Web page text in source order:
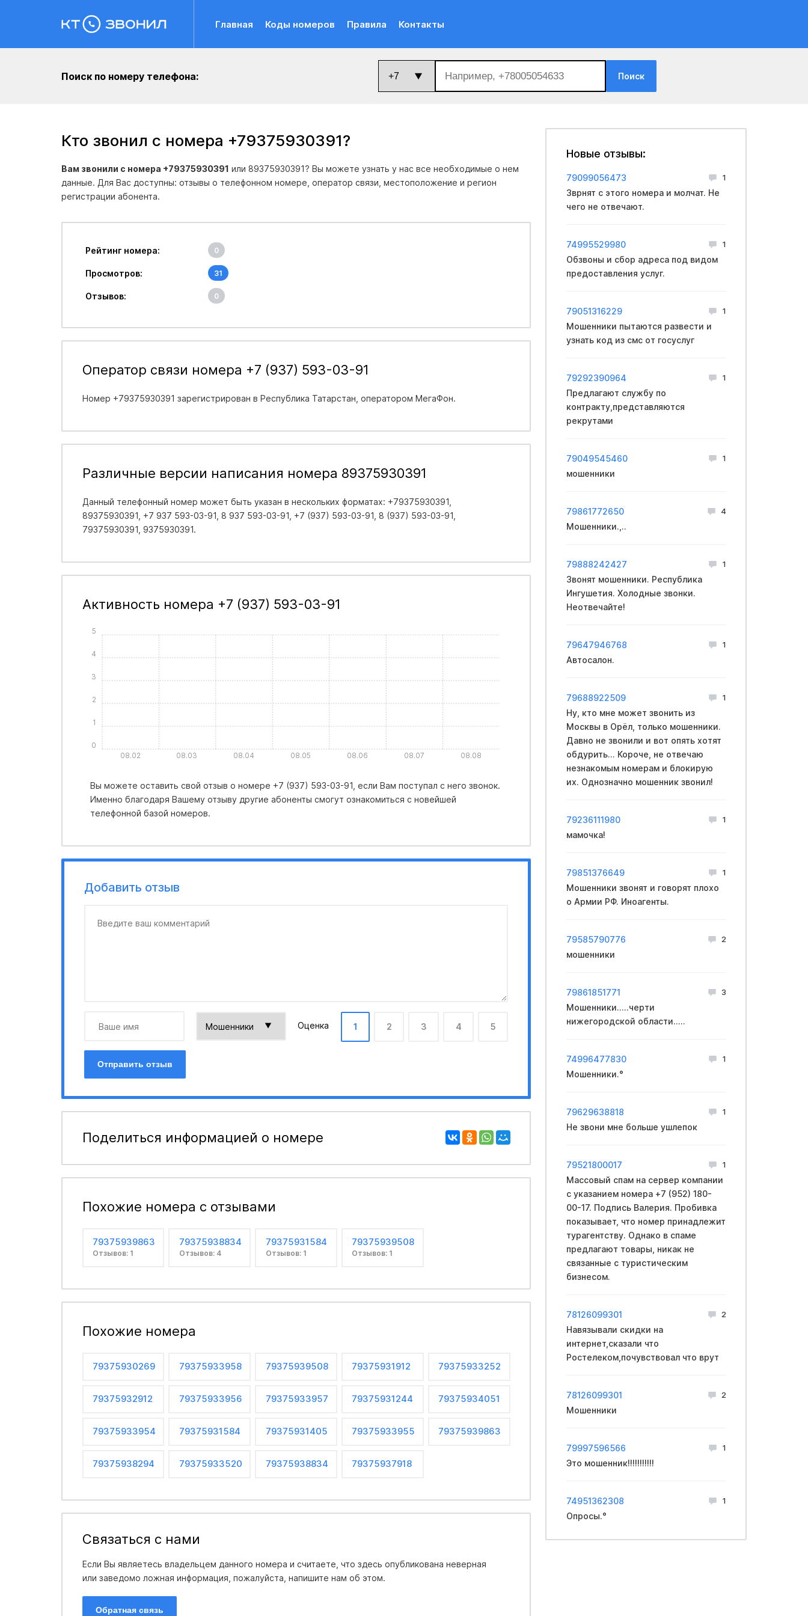
Главная Коды номеров Правила Контакты
Поиск по номеру телефона: Поиск
Кто звонил с номера +79375930391?
Вам звонили с номера +79375930391 или 89375930391? Вы можете узнать у нас все необходимые о нем
данные. Для Вас доступны: отзывы о телефонном номере, оператор связи, местоположение и регион
регистрации абонента.
Рейтинг номера: 0
Просмотров: 31
Отзывов: 0
Оператор связи номера +7 (937) 593-03-91
Номер +79375930391 зарегистрирован в Республика Татарстан , оператором МегаФон.
Различные версии написания номера 89375930391
Данный телефонный номер может быть указан в нескольких форматах: +79375930391,
89375930391, +7 937 593-03-91, 8 937 593-03-91, +7 (937) 593-03-91, 8 (937) 593-03-91,
79375930391, 9375930391.
Активность номера +7 (937) 593-03-91
08.02 08.03 08.04 08.05 08.06 08.07 08.08
0
1
2
3
4
5
Вы можете оставить свой отзыв о номере +7 (937) 593-03-91, если Вам поступал с него звонок.
Именно благодаря Вашему отзыву другие абоненты смогут ознакомиться с новейшей
телефонной базой номеров.
Добавить отзыв
Оценка 1 2 3 4 5
Отправить отзыв
Поделиться информацией о номере
Похожие номера с отзывами
79375939863
Отзывов: 1
79375938834
Отзывов: 4
79375931584
Отзывов: 1
79375939508
Отзывов: 1
Похожие номера
79375930269 79375933958 79375939508 79375931912 79375933252
79375932912 79375933956 79375933957 79375931244 79375934051
79375933954 79375931584 79375931405 79375933955 79375939863
79375938294 79375933520 79375938834 79375937918
Связаться с нами
Если Вы являетесь владельцем данного номера и считаете, что здесь опубликована неверная
или заведомо ложная информация, пожалуйста, напишите нам об этом.
Обратная связь
Новые отзывы:
79099056473 1
Зврнят с этого номера и молчат. Не
чего не отвечают.
74995529980 1
Обзвоны и сбор адреса под видом
предоставления услуг.
79051316229 1
Мошенники пытаются развести и
узнать код из смс от госуслуг
79292390964 1
Предлагают службу по
контракту,представляются
рекрутами
79049545460 1
мошенники
79861772650 4
Мошенники.,..
79888242427 1
Звонят мошенники. Республика
Ингушетия. Холодные звонки.
Неотвечайте!
79647946768 1
Автосалон.
79688922509 1
Ну, кто мне может звонить из
Москвы в Орёл, только мошенники.
Давно не звонили и вот опять хотят
обдурить... Короче, не отвечаю
незнакомым номерам и блокирую
их. Однозначно мошенник звонил!
79236111980 1
мамочка!
79851376649 1
Мошенники звонят и говорят плохо
о Армии РФ. Иноагенты.
79585790776 2
мошенники
79861851771 3
Мошенники.....черти
нижегородской области.....
74996477830 1
Мошенники.°
79629638818 1
Не звони мне больше ушлепок
79521800017 1
Массовый спам на сервер компании
с указанием номера +7 (952) 180-
00-17. Подпись Валерия. Пробивка
показывает, что номер принадлежит
турагентству. Однако в спаме
предлагают товары, никак не
связанные с туристическим
бизнесом.
78126099301 2
Навязывали скидки на
интернет,сказали что
Ростелеком,почувствовал что врут
78126099301 2
Мошенники
79997596566 1
Это мошенник!!!!!!!!!!!
74951362308 1
Опросы.°